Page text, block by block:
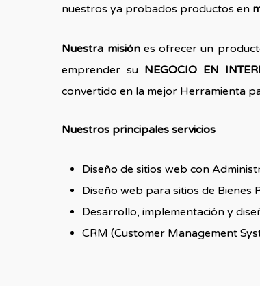
nuestros ya probados productos en
Nuestra misiónes ofrecer un
emprender su NEGOCIO EN
convertido en la mejor Herramienta
Nuestros principales servicios
Diseño de sitios web con
Diseño web para sitios de Bienes
Desarrollo, implementación y
CRM (Customer Management